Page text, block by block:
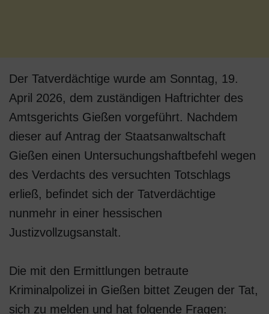
Der Tatverdächtige wurde am Sonntag, 19.
April 2026, dem zuständigen Haftrichter des
Amtsgerichts Gießen vorgeführt. Nachdem
dieser auf Antrag der Staatsanwaltschaft
Gießen einen Untersuchungshaftbefehl wegen
des Verdachts des versuchten Totschlags
erließ, befindet sich der Tatverdächtige
nunmehr in einer hessischen
Justizvollzugsanstalt.
Die mit den Ermittlungen betraute
Kriminalpolizei in Gießen bittet Zeugen der Tat,
sich zu melden und hat folgende Fragen: